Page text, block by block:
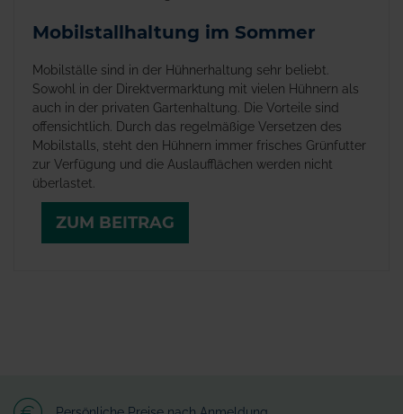
Mobilstallhaltung im Sommer
Mobilställe sind in der Hühnerhaltung sehr beliebt.
Sowohl in der Direktvermarktung mit vielen Hühnern als
auch in der privaten Gartenhaltung. Die Vorteile sind
offensichtlich. Durch das regelmäßige Versetzen des
Mobilstalls, steht den Hühnern immer frisches Grünfutter
zur Verfügung und die Auslaufflächen werden nicht
überlastet.
ZUM BEITRAG